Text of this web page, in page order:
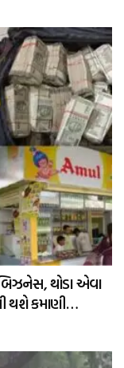
થોડા એવા
થશે કમાણી…